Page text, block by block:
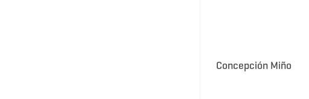
Concepción Miño